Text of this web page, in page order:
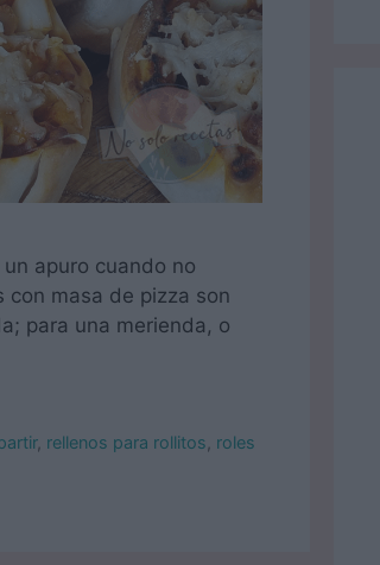
apuro cuando no
con masa de pizza son
para una merienda, o
, rellenos para rollitos roles